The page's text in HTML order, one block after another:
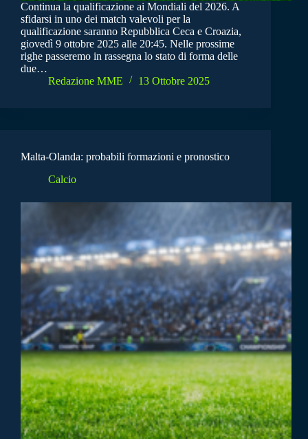
Continua la qualificazione ai Mondiali del 2026. A
sfidarsi in uno dei match valevoli per la
qualificazione saranno Repubblica Ceca e Croazia,
giovedì 9 ottobre 2025 alle 20:45. Nelle prossime
righe passeremo in rassegna lo stato di forma delle
due…
Redazione MME
13 Ottobre 2025
Malta-Olanda: probabili formazioni e pronostico
Calcio